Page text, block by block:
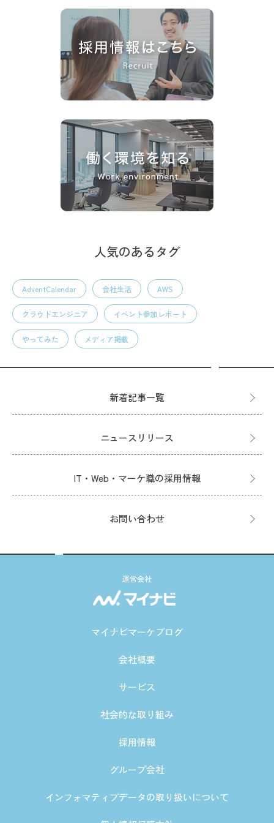
人気のあるタグ
AdventCalendar 会社生活 AWS
クラウドエンジニア イベント参加レポート
やってみた メディア掲載
新着記事一覧
ニュースリリース
IT・Web・マーケ職の採用情報
お問い合わせ
運営会社
マイナビマーケブログ
会社概要
サービス
社会的な取り組み
採用情報
グループ会社
インフォマティブデータの取り扱いについて